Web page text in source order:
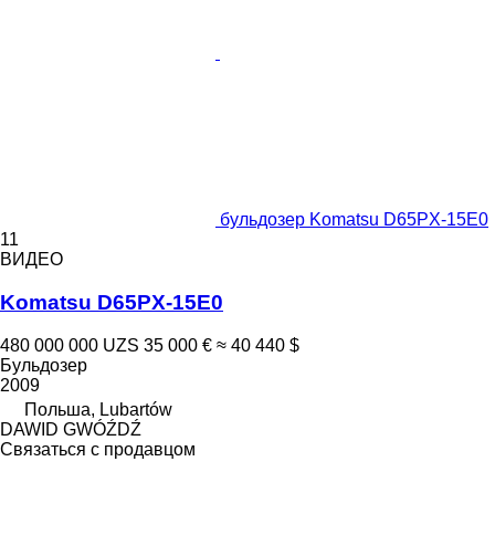
бульдозер Komatsu D65PX-15E0
11
ВИДЕО
Komatsu D65PX-15E0
480 000 000 UZS 35 000 € ≈ 40 440 $
Бульдозер
2009
Польша, Lubartów
DAWID GWÓŹDŹ
Связаться с продавцом